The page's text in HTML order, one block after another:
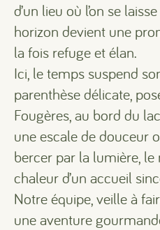
d’un lieu où l’on se
horizon devient une
la fois refuge et élan.
Ici, le temps suspend
parenthèse délicate,
Fougères, au bord du
une escale de douceur
bercer par la lumière, le
chaleur d’un accueil
Notre équipe, veille à
une aventure